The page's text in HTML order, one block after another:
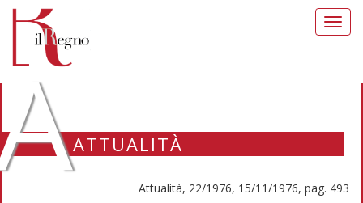
ATTUALITÀ
Attualità, 22/1976, 15/11/1976, pag. 493